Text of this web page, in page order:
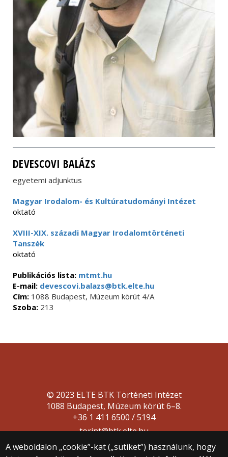
DEVESCOVI BALÁZS
egyetemi adjunktus
Magyar Irodalom- és Kultúratudományi Intézet
oktató
XVIII-XIX. századi Magyar Irodalomtörténeti
Tanszék
oktató
Publikációs lista: mtmt.hu
E-mail: devescovi.balazs@btk.elte.hu
Cím: 1088 Budapest, Múzeum körút 4/A
Szoba: 213
A weboldalon „cookie”-kat („sütiket”) használunk, hogy
© 2023 ELTE BTK Történeti Intézet
1088 Budapest, Múzeum körút 6–8.
+36 1 411 6500 / 5194
torint@btk.elte.hu